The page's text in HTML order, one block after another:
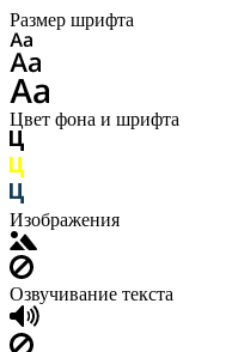
Размер шрифта
Цвет фона и шрифта
Изображения
Озвучивание текста